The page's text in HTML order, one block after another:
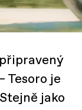
Tesoro je
jako